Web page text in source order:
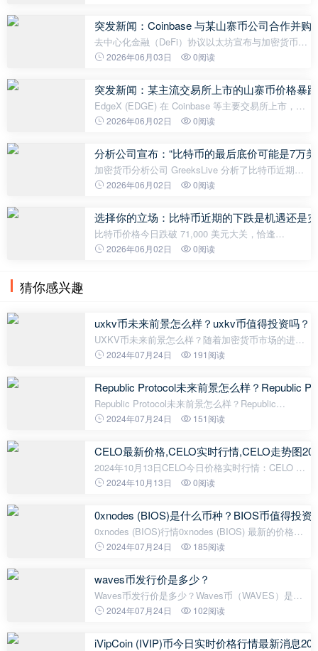
月底出售的32枚比特币仅占
突发新闻：Coinbase 与某山寨币公司合作并购
去中心化金融（DeFi）协议以太坊宣布与加密货币交
易所 Coinbase 建立战略合作伙伴关系，旨在将链上
是为超过 1 亿用户开发金融产
2026年06月03日 0阅读
突发新闻：某主流交易所上市的山寨币价格暴
EdgeX (EDGE) 在 Coinbase 等主要交易所上市，目
前价格突然下跌。下跌原因尚不清楚。一张显示
跌约 70% 后，项目团队发布官方声明
2026年06月02日 0阅读
分析公司宣布：“比特币的最后底价可能是7万
加密货币分析公司 GreeksLive 分析了比特币近期的
价格走势和期权市场的前景。根据该公司的分析，
前价格在 70,000 美元的心理
2026年06月02日 0阅读
选择你的立场：比特币近期的下跌是机遇还是
比特币价格今日跌破 71,000 美元大关，恰逢
Strategy 公司近四年来象征性的比特币出售，这一事
2026年06月02日 0阅读
猜你感兴趣
uxkv币未来前景怎么样？uxkv币值得投资吗？
UXKV币未来前景怎么样？随着加密货币市场的进一
步发展，越来越多的数字货币开始涌现。而UXKV币
UXKV），是一种基于区块链技术发行的新型
2024年07月24日 191阅读
Republic Protocol未来前景怎么样？Republic
Republic Protocol未来前景怎么样？Republic
Protocol是一种去中心化的隐私保护协议，旨在提供
到隐私保护。它是基于区块链技术和
2024年07月24日 151阅读
CELO最新价格,CELO实时行情,CELO走势图
2024年10月13日CELO今日价格实时行情：CELO 当
前价格为 $0.80005924，其 24 小时的交易量为
-3.65%。目前的 加密货币市值 排名为
2024年10月13日 0阅读
0xnodes (BIOS)是什么币种？BIOS币值得投资
0xnodes (BIOS)行情0xnodes (BIOS) 最新的价格是
$0.001939，24 小时的交易量是$36. BIOS的价格在
时未知，最大供应量：1,000万，总
2024年07月24日 185阅读
waves币发行价是多少？
Waves币发行价是多少？Waves币（WAVES）是一
种基于区块链技术的加密货币，它于2016年6月首次
用户提供简便的数字资产发行和交易解决方
2024年07月24日 102阅读
iVipCoin (IVIP)币今日实时价格行情最新消息